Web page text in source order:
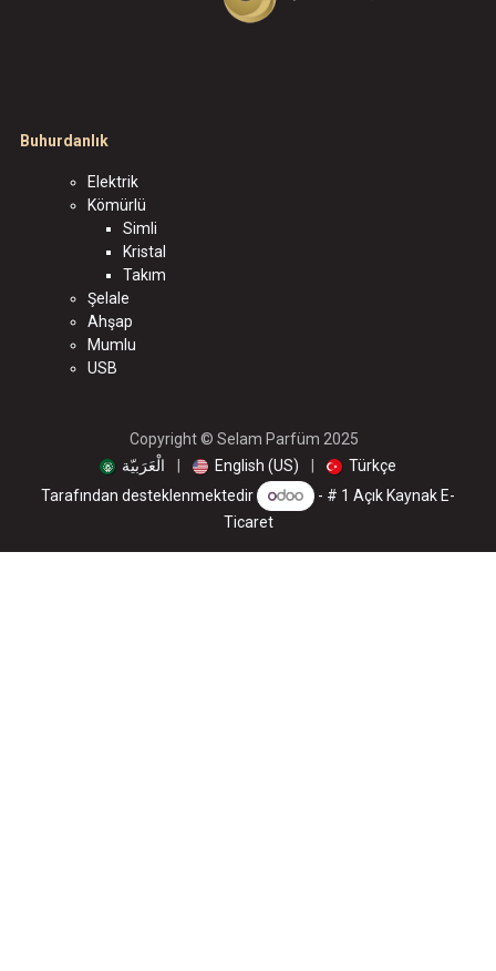
Buhurdanlık
Elektrik
Kömürlü
Simli
Kristal
Takım
Şelale
Ahşap
Mumlu
USB
Copyright © Selam Parfüm 2025
الْعَرَبيّة
English (US)
Türkçe
Tarafından desteklenmektedir
- # 1 Açık Kaynak E-
Ticaret